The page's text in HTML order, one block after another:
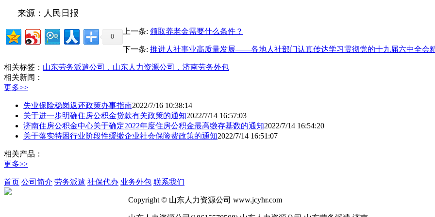
来源：人民日报
0
上一条: 领取养老金需要什么条件？
下一条: 推进人社事业高质量发展——各地人社部门认真传达学习贯彻党的十九届六中全会
相关标签： 山东劳务派遣公司，山东人力资源公司，济南劳务外包
相关新闻：
更多>>
失业保险稳岗返还政策办事指南2022/7/16 10:38:14
关于进一步明确住房公积金贷款有关政策的通知2022/7/14 16:57:03
济南住房公积金中心关于确定2022年度住房公积金最高缴存基数的通知2022/7/14 16:54:20
关于落实特困行业阶段性缓缴企业社会保险费政策的通知2022/7/14 16:51:07
相关产品：
更多>>
首页 公司简介 劳务派遣 社保代办 业务外包 联系我们
Copyright © 山东人力资源公司 www.jcyhr.com